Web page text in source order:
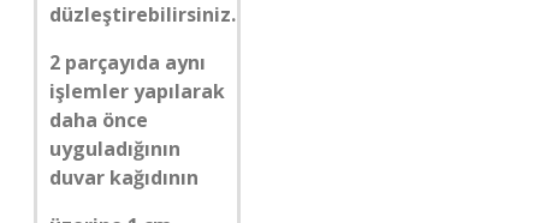
düzleştirebilirsiniz.
2 parçayıda aynı
işlemler yapılarak
daha önce
uyguladığının
duvar kağıdının